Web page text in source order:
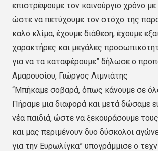
επιστρέψουμε τον καινούργιο χρόνο
ώστε να πετύχουμε τον στόχο της
καλό κλίμα, έχουμε διάθεση, έχουμε
χαρακτήρες και μεγάλες
για να τα καταφέρουμε” δήλωσε ο
Αμαρουσίου, Γιώργος Λιμνιάτης
“Μπήκαμε σοβαρά, όπως κάνουμε σε
Πήραμε μια διαφορά και μετά δώσαμε
νέα παιδιά, ώστε να ξεκουράσουμε
και μας περιμένουν δυο δύσκολοι
για την Ευρωλίγκα” υπογράμμισε ο